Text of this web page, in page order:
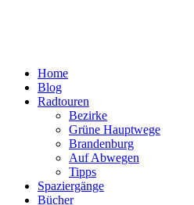
Home
Blog
Radtouren
Bezirke
Grüne Hauptwege
Brandenburg
Auf Abwegen
Tipps
Spaziergänge
Bücher